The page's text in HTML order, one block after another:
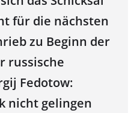
für die nächsten
zu Beginn der
russische
Fedotow:
nicht gelingen